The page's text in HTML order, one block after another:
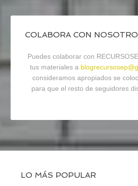
COLABORA CON
Puedes colaborar con
tus materiales a
consideramos apropiados se
para que el resto de seguidores
LO MÁS POPULAR